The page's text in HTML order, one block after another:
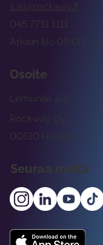
tuki@rockway.fi
Arkisin klo 09:00 -
045 7731 1111
Osoite
Rockway Oy
Lemuntie 3-5
00510 Helsinki
Seuraa meitä